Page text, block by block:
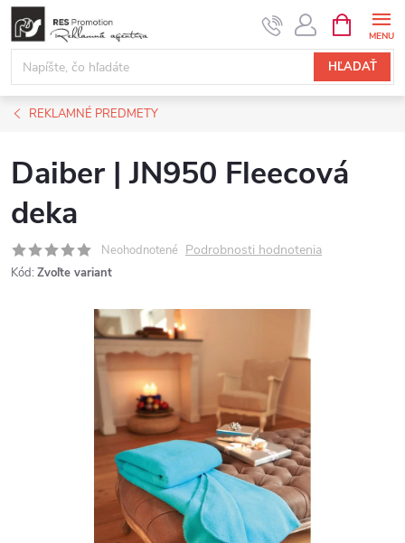
Prejsť
obsah
HĽADAŤ
KOŠÍK
REKLAMNÉ PREDMETY
Daiber | JN950 Fleecová
deka
Neohodnotené Podrobnosti hodnotenia
Kód: Zvoľte variant